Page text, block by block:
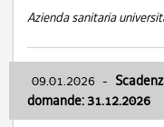
Azienda sanitaria
09.01.2026 -
domande: 31.12.2026